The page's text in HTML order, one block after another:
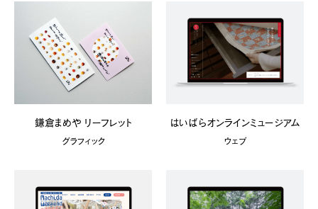
鎌倉まめや リーフレット
グラフィック
はいばらオンラインミュージアム
ウェブ